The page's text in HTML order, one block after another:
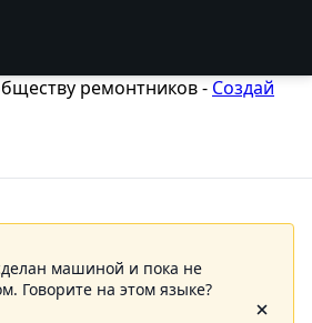
ремонтников - Создай
машиной и пока не
Говорите на этом языке?